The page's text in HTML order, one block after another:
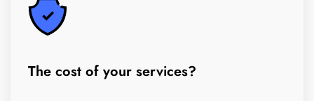
The cost of your services?